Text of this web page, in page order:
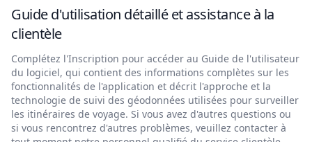
Guide d'utilisation détaillé et assistance à la
clientèle
Complétez l'Inscription pour accéder au Guide de l'utilisateur
du logiciel, qui contient des informations complètes sur les
fonctionnalités de l'application et décrit l'approche et la
technologie de suivi des géodonnées utilisées pour surveiller
les itinéraires de voyage. Si vous avez d'autres questions ou
si vous rencontrez d'autres problèmes, veuillez contacter à